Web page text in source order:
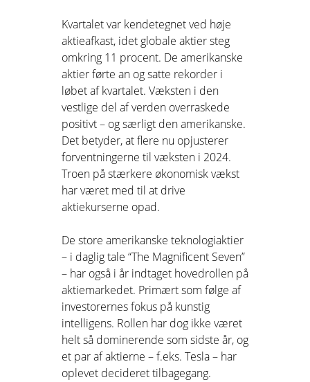
Kvartalet var kendetegnet ved høje
aktieafkast, idet globale aktier steg
omkring 11 procent. De amerikanske
aktier førte an og satte rekorder i
løbet af kvartalet. Væksten i den
vestlige del af verden overraskede
positivt – og særligt den amerikanske.
Det betyder, at flere nu opjusterer
forventningerne til væksten i 2024.
Troen på stærkere økonomisk vækst
har været med til at drive
aktiekurserne opad.
De store amerikanske teknologiaktier
– i daglig tale “The Magnificent Seven”
– har også i år indtaget hovedrollen på
aktiemarkedet. Primært som følge af
investorernes fokus på kunstig
intelligens. Rollen har dog ikke været
helt så dominerende som sidste år, og
et par af aktierne – f.eks. Tesla – har
oplevet decideret tilbagegang.